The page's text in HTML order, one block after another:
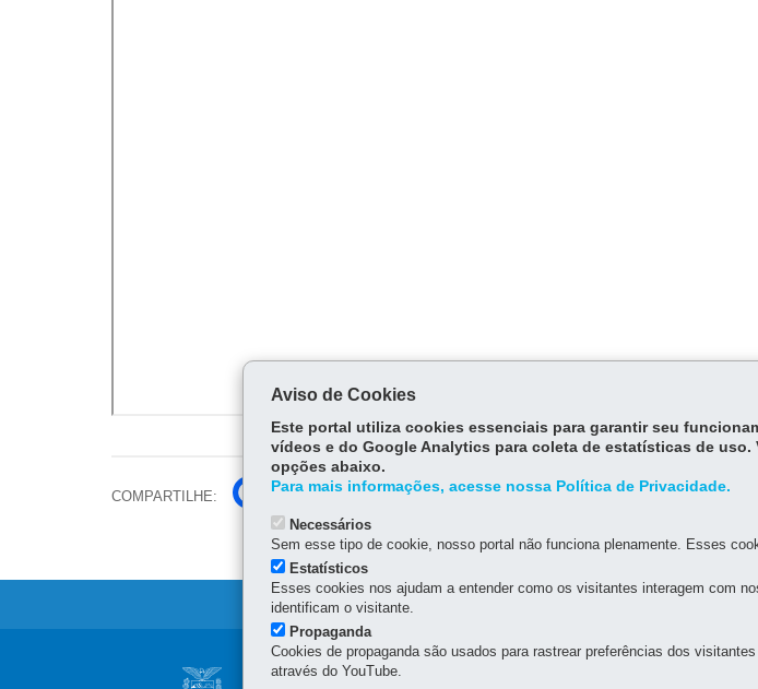
COMPARTILHE:
Fa
ce
bo
ok
Twi
tter
Wh
ats
Ap
p
Lin
dIn
Navegação
SECRETARIA DA INDÚSTRIA, COMÉRCIO E
Aviso de Cookies
Este portal utiliza cookies essenciais para garantir seu
vídeos e do Google Analytics para coleta de estatísticas de
opções abaixo.
Para mais informações, acesse nossa Política de Privacidade.
Necessários
Sem esse tipo de cookie, nosso portal não funciona plenamente. Esses
Estatísticos
Esses cookies nos ajudam a entender como os visitantes interagem com
identificam o visitante.
Propaganda
Cookies de propaganda são usados para rastrear preferências dos
através do YouTube.